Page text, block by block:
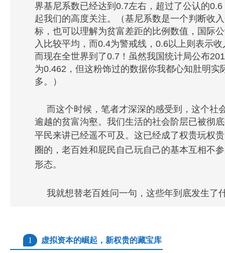
界基尼系数已经达到0.7左右，超过了公认的
起我们的高度关注。（基尼系数是一个判断收
标，也可以理解为贫富差距的比例数值，国际
入比较平均，而0.4为警戒线，0.6以上则表示
而现在全世界到了0.7！虽然我国统计局公布
为0.462，但这粉饰过的数据你我都心知肚明实
多。）
而这个时候，笔者才深深的感受到，这个社
逾越的贫富沟壑。我们生活的社会阶层已被彻
平民来讲已经遥不可及。 这已经成了权贵玩权
圈的，老百姓和屁民自己玩自己的基本互相不
形态。
我就想替老百姓问一句，这些年到底发生了
1 虚拟资本的崛起，新权贵的藏宝库